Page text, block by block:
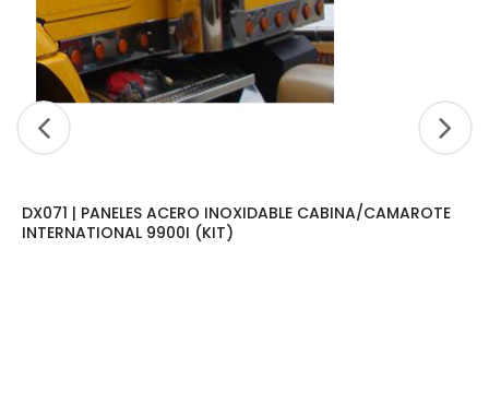
DX071 | PANELES ACERO INOXIDABLE CABINA/CAMAROTE
INTERNATIONAL 9900I (KIT)